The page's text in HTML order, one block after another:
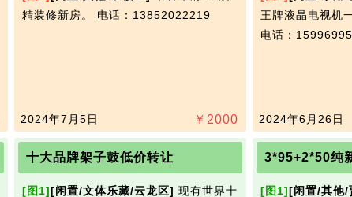
精装修新房。 电话：13852022219
￥ 2000
2024年7月5日
王牌液晶电视机
电话：
2024年6月26日
十大品牌架子鼓低价转让
[图1][闲置/文体乐藏/云龙区] 现有世界十
3*95+2*50纯
[图1][闲置/其他/